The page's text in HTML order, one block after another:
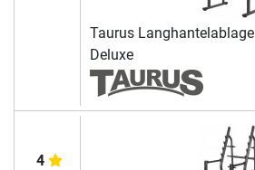
Taurus Langhantelablage
Deluxe
4